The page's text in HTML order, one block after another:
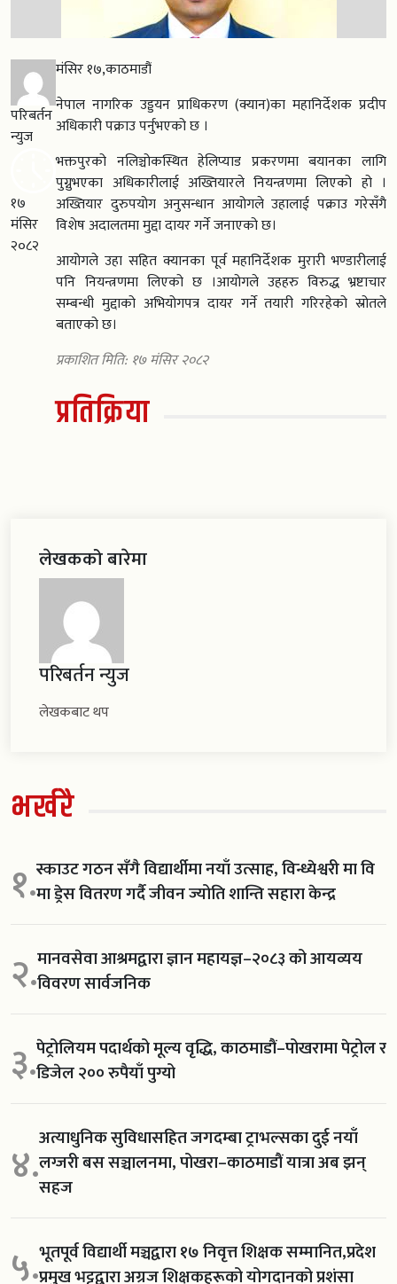
परिबर्तन
न्युज
१७
मंसिर
२०८२
मंसिर १७,काठमाडौं
नेपाल नागरिक उड्डयन प्राधिकरण (क्यान)का महानिर्देशक प्रदीप
अधिकारी पक्राउ पर्नुभएको छ ।
भक्तपुरको नलिञ्चोकस्थित हेलिप्याड प्रकरणमा बयानका लागि
पुग्नुभएका अधिकारीलाई अख्तियारले नियन्त्रणमा लिएको हो ।
अख्तियार दुरुपयोग अनुसन्धान आयोगले उहालाई पक्राउ गरेसँगै
विशेष अदालतमा मुद्दा दायर गर्ने जनाएको छ।
आयोगले उहा सहित क्यानका पूर्व महानिर्देशक मुरारी भण्डारीलाई
पनि नियन्त्रणमा लिएको छ ।आयोगले उहहरु विरुद्ध भ्रष्टाचार
सम्बन्धी मुद्दाको अभियोगपत्र दायर गर्ने तयारी गरिरहेको स्रोतले
बताएको छ।
प्रकाशित मिति: १७ मंसिर २०८२
प्रतिक्रिया
लेखकको बारेमा
परिबर्तन न्युज
लेखकबाट थप
भर्खरै
१.स्काउट गठन सँगै विद्यार्थीमा नयाँ उत्साह, विन्ध्येश्वरी मा वि
मा ड्रेस वितरण गर्दै जीवन ज्योति शान्ति सहारा केन्द्र
२.मानवसेवा आश्रमद्वारा ज्ञान महायज्ञ–२०८३ को आयव्यय
विवरण सार्वजनिक
३.पेट्रोलियम पदार्थको मूल्य वृद्धि, काठमाडौं–पोखरामा पेट्रोल र
डिजेल २०० रुपैयाँ पुग्यो
४.अत्याधुनिक सुविधासहित जगदम्बा ट्राभल्सका दुई नयाँ
लग्जरी बस सञ्चालनमा, पोखरा–काठमाडौं यात्रा अब झन्
सहज
५.भूतपूर्व विद्यार्थी मञ्चद्वारा १७ निवृत्त शिक्षक सम्मानित,प्रदेश
प्रमुख भट्टद्वारा अग्रज शिक्षकहरूको योगदानको प्रशंसा